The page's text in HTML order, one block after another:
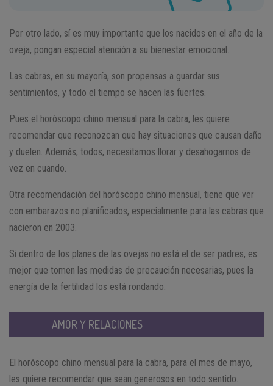
Por otro lado, sí es muy importante que los nacidos en el año de la
oveja, pongan especial atención a su bienestar emocional.
Las cabras, en su mayoría, son propensas a guardar sus
sentimientos, y todo el tiempo se hacen las fuertes.
Pues el horóscopo chino mensual para la cabra, les quiere
recomendar que reconozcan que hay situaciones que causan daño
y duelen. Además, todos, necesitamos llorar y desahogarnos de
vez en cuando.
Otra recomendación del horóscopo chino mensual, tiene que ver
con embarazos no planificados, especialmente para las cabras que
nacieron en 2003.
Si dentro de los planes de las ovejas no está el de ser padres, es
mejor que tomen las medidas de precaución necesarias, pues la
energía de la fertilidad los está rondando.
AMOR Y RELACIONES
El horóscopo chino mensual para la cabra, para el mes de mayo,
les quiere recomendar que sean generosos en todo sentido.